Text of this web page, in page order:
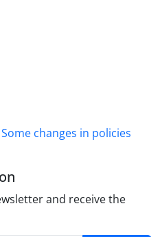
changes in policies
and receive the